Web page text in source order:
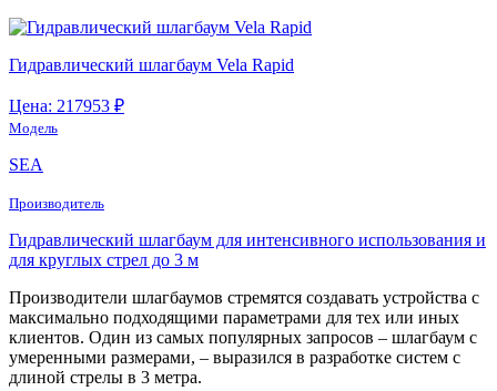
Гидравлический шлагбаум Vela Rapid
Цена: 217953 ₽
Модель
SEA
Производитель
Гидравлический шлагбаум для интенсивного использования и
для круглых стрел до 3 м
Производители шлагбаумов стремятся создавать устройства с
максимально подходящими параметрами для тех или иных
клиентов. Один из самых популярных запросов – шлагбаум с
умеренными размерами, – выразился в разработке систем с
длиной стрелы в 3 метра.